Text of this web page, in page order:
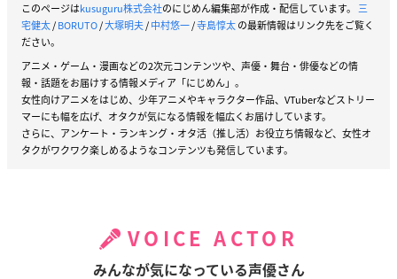
このページはkusuguru株式会社のにじめん編集部が作成・配信しています。 三
宅健太/BORUTO/大塚明夫/中村悠一/寺島惇太の最新情報はリンク先をご覧く
ださい。
アニメ・ゲーム・漫画などの2次元コンテンツや、声優・舞台・俳優などの情
報・話題をお届けする情報メディア「にじめん」。
女性向けアニメをはじめ、少年アニメやキャラクター作品、VTuberなどストリー
マーにも幅を広げ、オタクが気になる情報を幅広くお届けしています。
さらに、アンケート・ランキング・オタ活（推し活）お役立ち情報など、女性オ
タクがワクワク楽しめるようなコンテンツも発信しています。
VOICE ACTOR
みんなが気になっている声優さん